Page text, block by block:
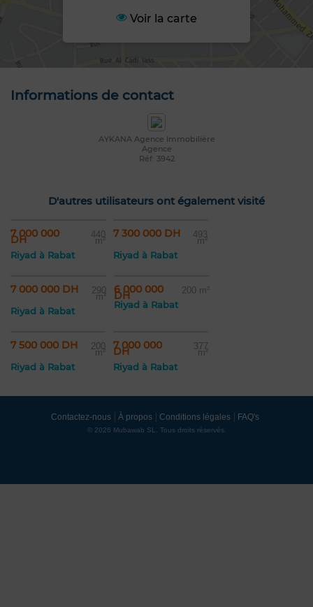
Voir la carte
Informations de contact
AYKANA Agence Immobilière
Agence
Réf: 3942
D'autres utilisateurs ont également visité
7 000 000
DH 440
m²
Riyad à Rabat
7 300 000 DH 493
m²
Riyad à Rabat
7 000 000 DH 290
m²
Riyad à Rabat
6 000 000
DH 200 m²
Riyad à Rabat
7 500 000 DH 200
m²
Riyad à Rabat
7 000 000
DH 377
m²
Riyad à Rabat
Contactez-nous À propos Conditions légales FAQ's
© 2026 Mubawab SL. Tous droits réservés.